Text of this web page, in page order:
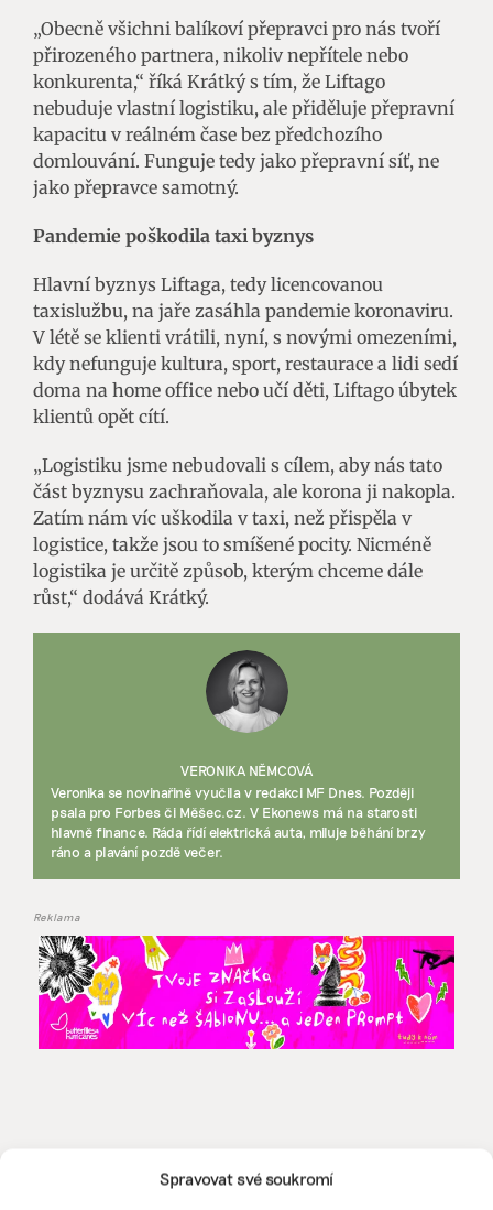
Spravovat své soukromí
„Obecně všichni balíkoví přepravci pro nás tvoří
přirozeného partnera, nikoliv nepřítele nebo
konkurenta,“ říká Krátký s tím, že Liftago
nebuduje vlastní logistiku, ale přiděluje přepravní
kapacitu v reálném čase bez předchozího
domlouvání. Funguje tedy jako přepravní síť, ne
jako přepravce samotný.
Pandemie poškodila taxi byznys
Hlavní byznys Liftaga, tedy licencovanou
taxislužbu, na jaře zasáhla pandemie koronaviru.
V létě se klienti vrátili, nyní, s novými omezeními,
kdy nefunguje kultura, sport, restaurace a lidi sedí
doma na home office nebo učí děti, Liftago úbytek
klientů opět cítí.
„Logistiku jsme nebudovali s cílem, aby nás tato
část byznysu zachraňovala, ale korona ji nakopla.
Zatím nám víc uškodila v taxi, než přispěla v
logistice, takže jsou to smíšené pocity. Nicméně
logistika je určitě způsob, kterým chceme dále
růst,“ dodává Krátký.
VERONIKA NĚMCOVÁ
Veronika se novinařině vyučila v redakci MF Dnes. Později
psala pro Forbes či Měšec.cz. V Ekonews má na starosti
hlavně finance. Ráda řídí elektrická auta, miluje běhání brzy
ráno a plavání pozdě večer.
Reklama